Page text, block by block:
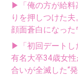
▶「俺の方が給料
りを押しつけた夫
顔面蒼白になった
▶「初回デートし
有名大卒34歳女
合いが全滅した“